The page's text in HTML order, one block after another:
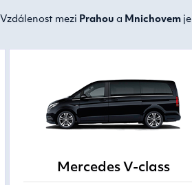
Vzdálenost mezi Prahou a Mnichovemje
Mercedes V-class